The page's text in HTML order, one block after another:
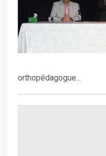
orthopédagogue...